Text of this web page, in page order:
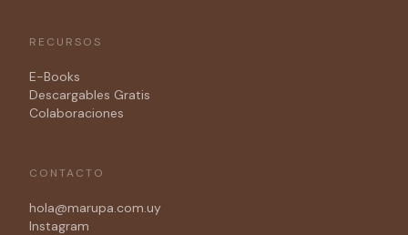
RECURSOS
E-Books
Descargables Gratis
Colaboraciones
CONTACTO
hola@marupa.com.uy
Instagram